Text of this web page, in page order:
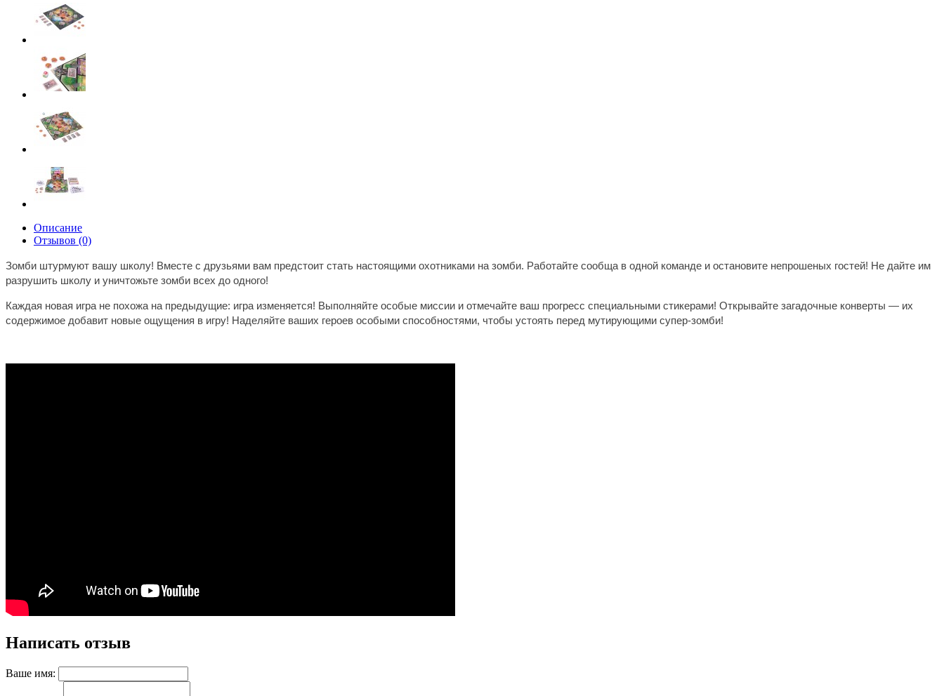
Описание
Отзывов (0)
Зомби штурмуют вашу школу! Вместе с друзьями вам предстоит стать настоящими охотниками на зомби. Работайте сообща в одной команде и остановите непрошеных гостей! Не дайте им
разрушить школу и уничтожьте зомби всех до одного!
Каждая новая игра не похожа на предыдущие: игра изменяется! Выполняйте особые миссии и отмечайте ваш прогресс специальными стикерами! Открывайте загадочные конверты — их
содержимое добавит новые ощущения в игру! Наделяйте ваших героев особыми способностями, чтобы устоять перед мутирующими супер-зомби!
Написать отзыв
Ваше имя: